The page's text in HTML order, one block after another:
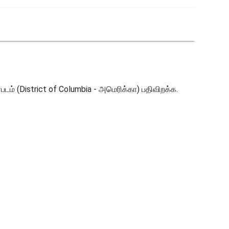
(District of Columbia - அமெரிக்கா) பதிவிறக்க.